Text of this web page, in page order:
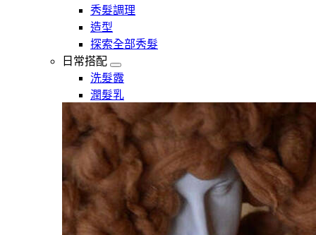
秀髮調理
造型
探索全部秀髮
日常搭配
洗髮露
潤髮乳